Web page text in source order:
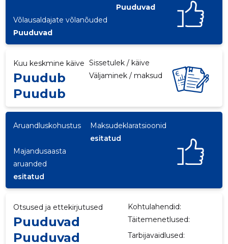
Puuduvad
Võlausaldajate võlanõuded
Puuduvad
Kuu keskmine käive Sissetulek / käive
Puudub Väljaminek / maksud
Puudub
Aruandluskohustus
Maksudeklaratsioonid
esitatud
Majandusaasta
aruanded
esitatud
Otsused ja ettekirjutused Kohtulahendid:
Puuduvad Täitemenetlused:
Puuduvad Tarbijavaidlused: